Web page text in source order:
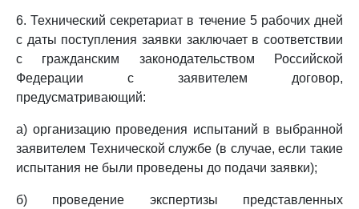
6. Технический секретариат в течение 5 рабочих дней
с даты поступления заявки заключает в соответствии
с гражданским законодательством Российской
Федерации с заявителем договор,
предусматривающий:
а) организацию проведения испытаний в выбранной
заявителем Технической службе (в случае, если такие
испытания не были проведены до подачи заявки);
б) проведение экспертизы представленных